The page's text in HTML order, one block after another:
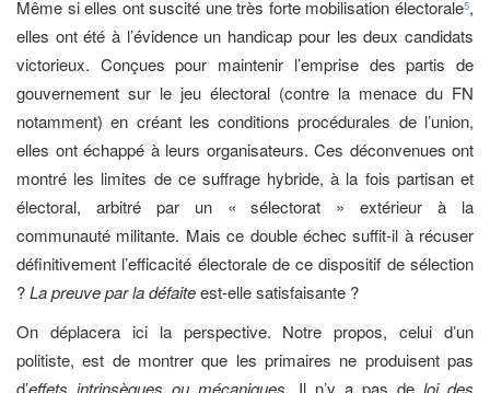
Même si elles ont suscité une très forte mobilisation électorale5,
elles ont été à l’évidence un handicap pour les deux candidats
victorieux. Conçues pour maintenir l’emprise des partis de
gouvernement sur le jeu électoral (contre la menace du FN
notamment) en créant les conditions procédurales de l’union,
elles ont échappé à leurs organisateurs. Ces déconvenues ont
montré les limites de ce suffrage hybride, à la fois partisan et
électoral, arbitré par un « sélectorat » extérieur à la
communauté militante. Mais ce double échec suffit-il à récuser
définitivement l’efficacité électorale de ce dispositif de sélection
?La preuve par la défaiteest-elle satisfaisante ?
On déplacera ici la perspective. Notre propos, celui d’un
politiste, est de montrer que les primaires ne produisent pas
d’effets intrinsèques ou mécaniques . Il n’y a pas de loi des